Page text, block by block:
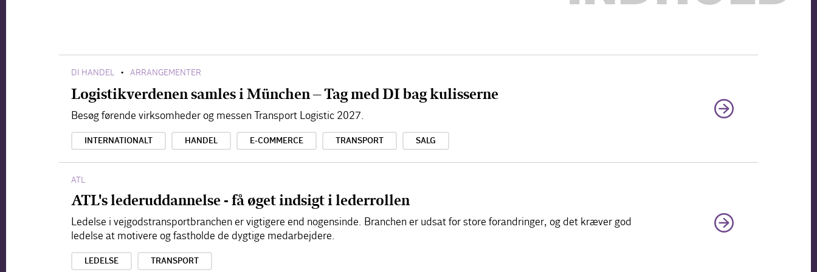
DI HANDEL • ARRANGEMENTER
Logistikverdenen samles i München – Tag med DI bag kulisserne
Besøg førende virksomheder og messen Transport Logistic 2027.
INTERNATIONALT HANDEL E-COMMERCE TRANSPORT SALG
ATL
ATL's lederuddannelse - få øget indsigt i lederrollen
Ledelse i vejgodstransportbranchen er vigtigere end nogensinde. Branchen er udsat for store forandringer, og det kræver god
ledelse at motivere og fastholde de dygtige medarbejdere.
LEDELSE TRANSPORT